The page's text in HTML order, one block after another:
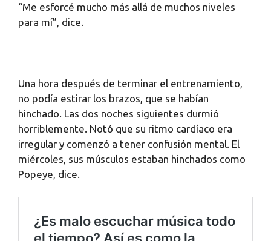
“Me esforcé mucho más allá de muchos niveles
para mí”, dice.
Una hora después de terminar el entrenamiento,
no podía estirar los brazos, que se habían
hinchado. Las dos noches siguientes durmió
horriblemente. Notó que su ritmo cardíaco era
irregular y comenzó a tener confusión mental. El
miércoles, sus músculos estaban hinchados como
Popeye, dice.